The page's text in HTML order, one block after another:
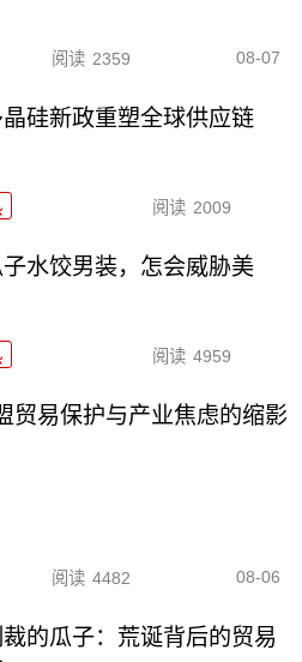
阅读 2359 08-07
硅新政重塑全球供应链
阅读 2009
水饺男装，怎会威胁美
阅读 4959
贸易保护与产业焦虑的缩影
阅读 4482 08-06
的瓜子：荒诞背后的贸易